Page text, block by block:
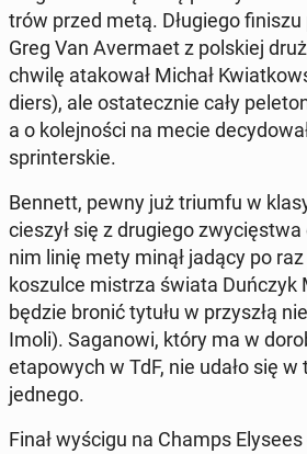
trów przed metą. Dłu­gie­go finiszu
Greg Van Aver­ma­et z pol­skiej
chwilę ata­ko­wał Michał
diers), ale osta­tecz­nie cały
a o ko­lej­no­ści na mecie
sprin­ter­skie.
Bennett, pewny już triumfu w
cieszył się z dru­gie­go
nim linię mety minął jadący po
ko­szul­ce mistrza świata Duńczyk
będzie bronić tytułu w przy­szłą
Imoli). Sa­ga­no­wi, który ma w
eta­po­wych w TdF, nie udało się
jednego.
Finał wyścigu na Champs Elysees